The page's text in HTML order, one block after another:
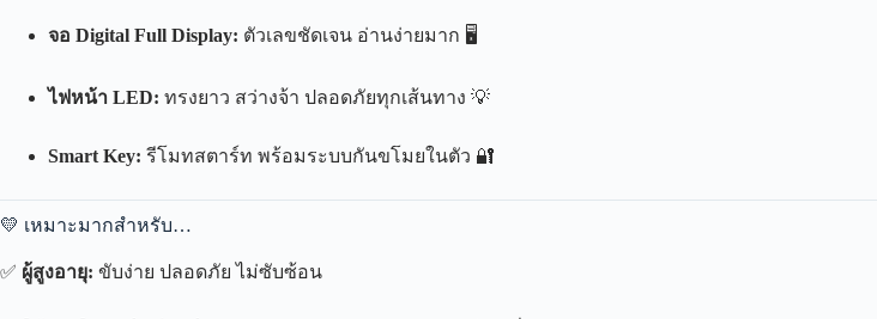
จอ Digital Full Display: ตัวเลขชัดเจน อ่านง่ายมาก 🖥️
ไฟหน้า LED: ทรงยาว สว่างจ้า ปลอดภัยทุกเส้นทาง 💡
Smart Key: รีโมทสตาร์ท พร้อมระบบกันขโมยในตัว 🔐
💛 เหมาะมากสำหรับ…
✅ ผู้สูงอายุ: ขับง่าย ปลอดภัย ไม่ซับซ้อน